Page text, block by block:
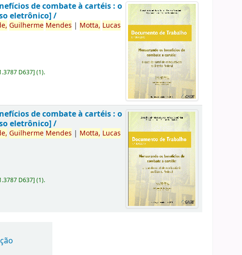
de combate à cartéis : o
eletrônico] /
Guilherme Mendes | Motta, Lucas
D637](1).
de combate à cartéis : o
eletrônico] /
Guilherme Mendes | Motta, Lucas
D637](1).